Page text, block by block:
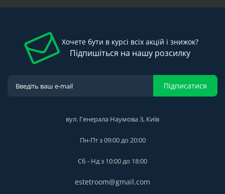
Хочете бути в курсі всіх акцій і знижок?
Підпишіться на нашу розсилку
Підписатися
вул. Генерала Наумова 3, Київ
Пн-Пт з 09:00 до 20:00
Сб - Нд з 10:00 до 18:00
estetroom@gmail.com